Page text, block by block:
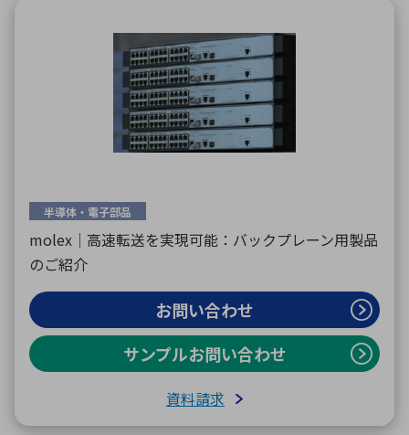
半導体・電子部品
molex｜高速転送を実現可能：バックプレーン用製品
のご紹介
お問い合わせ
サンプルお問い合わせ
資料請求